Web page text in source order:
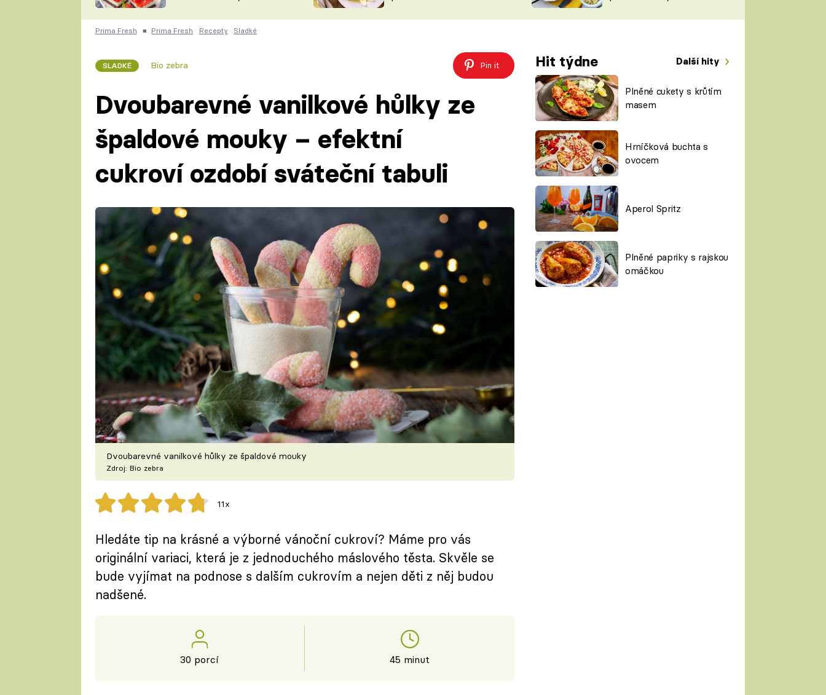
ČESKO NA TALÍŘI
KUCHAŘKA
VYCHYTÁVKY
ŠÉFREDAKTORKY
ČASOPIS
Prima Fresh ■ Prima Fresh Recepty Sladké
SLADKÉ Bio zebra Pin it Hit týdne Další hity
Plněné cukety s krůtím
masem
Hrníčková buchta s
ovocem
Aperol Spritz
Plněné papriky s rajskou
omáčkou
Dvoubarevné vanilkové hůlky ze
špaldové mouky – efektní
cukroví ozdobí sváteční tabuli
Dvoubarevné vanilkové hůlky ze špaldové mouky
Zdroj: Bio zebra
11x
Hledáte tip na krásné a výborné vánoční cukroví? Máme pro vás
originální variaci, která je z jednoduchého máslového těsta. Skvěle se
bude vyjímat na podnose s dalším cukrovím a nejen děti z něj budou
nadšené.
30 porcí 45 minut